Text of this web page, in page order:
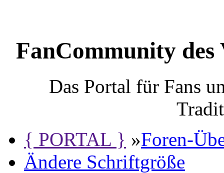
FanCommunity des
Das Portal für Fans
{ PORTAL } »Foren-
Ändere Schriftgröße